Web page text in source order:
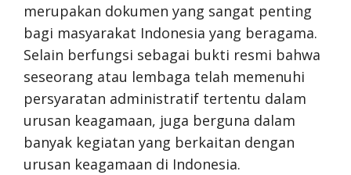
merupakan dokumen yang sangat penting
bagi masyarakat Indonesia yang beragama.
Selain berfungsi sebagai bukti resmi bahwa
seseorang atau lembaga telah memenuhi
persyaratan administratif tertentu dalam
urusan keagamaan, juga berguna dalam
banyak kegiatan yang berkaitan dengan
urusan keagamaan di Indonesia.